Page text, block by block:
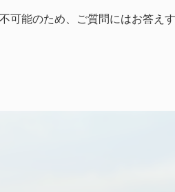
可能のため、ご質問にはお答え